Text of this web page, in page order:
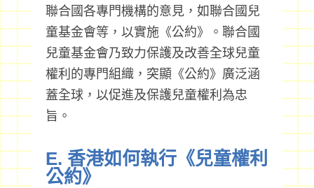
聯合國各專門機構的意見，如聯合國兒
童基金會等，以實施《公約》。聯合國
兒童基金會乃致力保護及改善全球兒童
權利的專門組織，突顯《公約》廣泛涵
蓋全球，以促進及保護兒童權利為忠
旨。
E. 香港如何執行《兒童權利
公約》